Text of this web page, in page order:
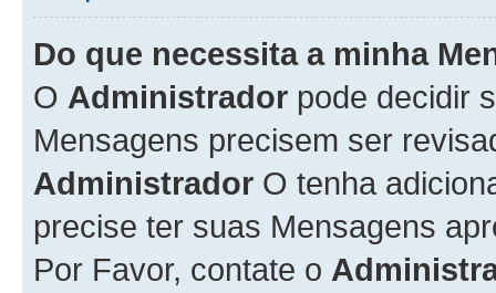
Do que necessita a minha
O Administrador pode decidir
Mensagens precisem ser
Administrador O tenha
precise ter suas Mensagens
Por Favor, contate o